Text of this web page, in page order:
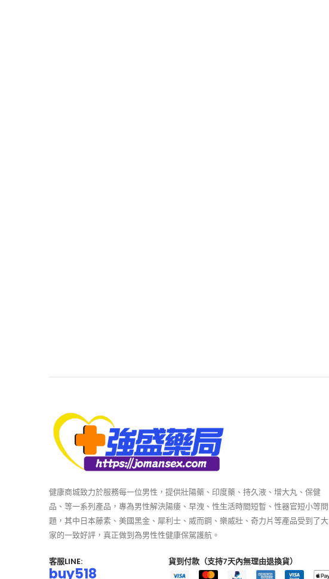
健康商城致力於服務每一位男性，提供壯陽藥、印度藥、持久液、增大丸、保健
品、等一系列產品，專為男性解決陽痿、早洩、性生活時間短暫、性器官短小等問
題，其中日本藤素、美國黑金、犀利士、威而鋼、樂威壯、奇力片等產品受到了大
家的一致好評，真正做到為男性性健康保駕護航。
客服LINE:
buy518
貨到付款（支持7天內無理由退換貨）